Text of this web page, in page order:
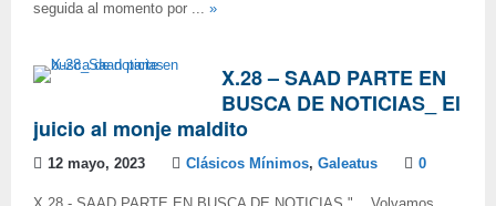
seguida al momento por ... »
X.28 – SAAD PARTE EN
BUSCA DE NOTICIAS_ El
juicio al monje maldito
12 mayo, 2023 Clásicos Mínimos, Galeatus 0